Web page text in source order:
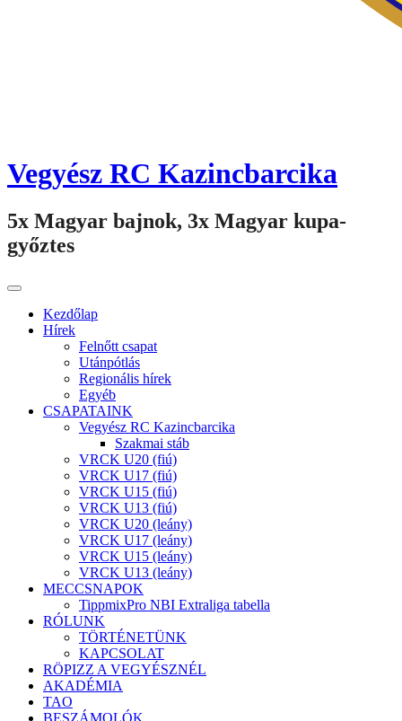
Vegyész RC Kazincbarcika
5x Magyar bajnok, 3x Magyar kupa-
győztes
Kezdőlap
Hírek
Felnőtt csapat
Utánpótlás
Regionális hírek
Egyéb
CSAPATAINK
Vegyész RC Kazincbarcika
Szakmai stáb
VRCK U20 (fiú)
VRCK U17 (fiú)
VRCK U15 (fiú)
VRCK U13 (fiú)
VRCK U20 (leány)
VRCK U17 (leány)
VRCK U15 (leány)
VRCK U13 (leány)
MECCSNAPOK
TippmixPro NBI Extraliga tabella
RÓLUNK
TÖRTÉNETÜNK
KAPCSOLAT
RÖPIZZ A VEGYÉSZNÉL
AKADÉMIA
TAO